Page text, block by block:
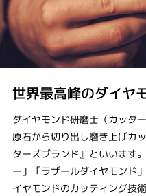
世界最高峰のダイヤ
ダイヤモンド研磨士（カッタ
原石から切り出し磨き上げカ
ターズブランド』といいます
ー」「ラザールダイヤモンド
イヤモンドのカッティング技